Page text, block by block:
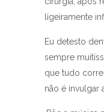
ligeiramente
Eu detesto
sempre
que tudo
não é invulgar